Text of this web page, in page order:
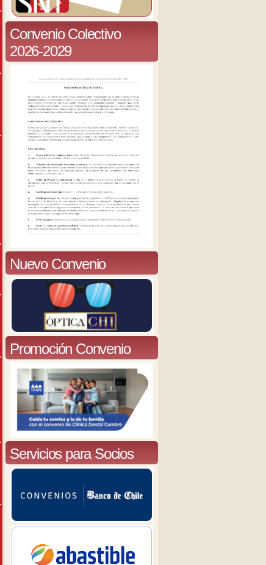
Convenio Colectivo
2026-2029
Nuevo Convenio
Promoción Convenio
Servicios para Socios